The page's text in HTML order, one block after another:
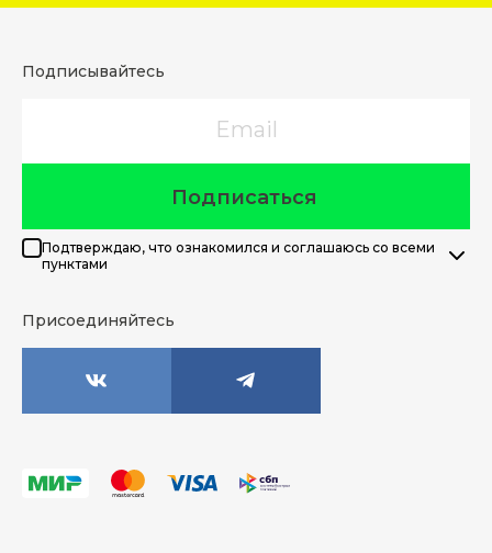
Подписывайтесь
Подписаться
Подтверждаю, что ознакомился и соглашаюсь со всеми
пунктами
Присоединяйтесь